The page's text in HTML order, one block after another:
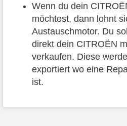
Wenn du dein
möchtest, dann lohnt
Austauschmotor. Du
direkt dein CITROËN
verkaufen. Diese
exportiert wo eine
ist.